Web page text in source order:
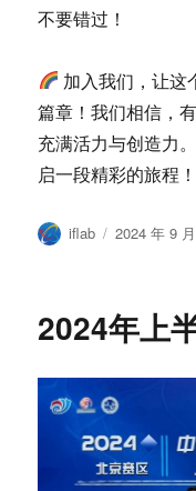
不要错过！
加入我们，让这
篇章！我们相信，
充满活力与创造力
启一段精彩的旅程！
作
iflab
发
2024 年 9
2024年上